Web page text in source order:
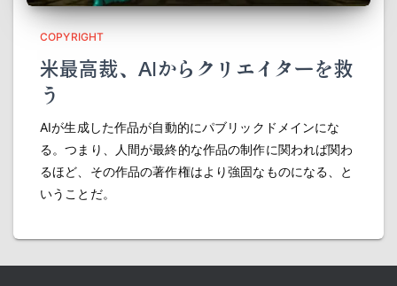
COPYRIGHT
米最高裁、AIからクリエイターを救
う
AIが生成した作品が自動的にパブリックドメインにな
る。つまり、人間が最終的な作品の制作に関われば関わ
るほど、その作品の著作権はより強固なものになる、と
いうことだ。